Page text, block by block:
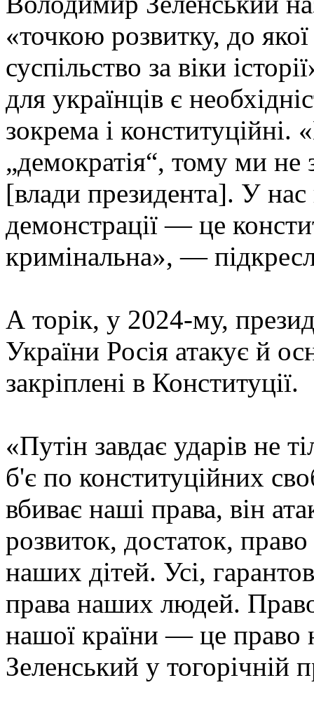
«точкою розвитку, до
суспільство за віки
для українців є
зокрема і
„демократія“, тому ми не
[влади президента]. У нас
демонстрації — це
кримінальна», —
А торік, у 2024-му,
України Росія атакує й
закріплені в Конституції.
«Путін завдає ударів не
б'є по конституційних
вбиває наші права, він
розвиток, достаток,
наших дітей. Усі,
права наших людей.
нашої країни — це
Зеленський у тогорічній